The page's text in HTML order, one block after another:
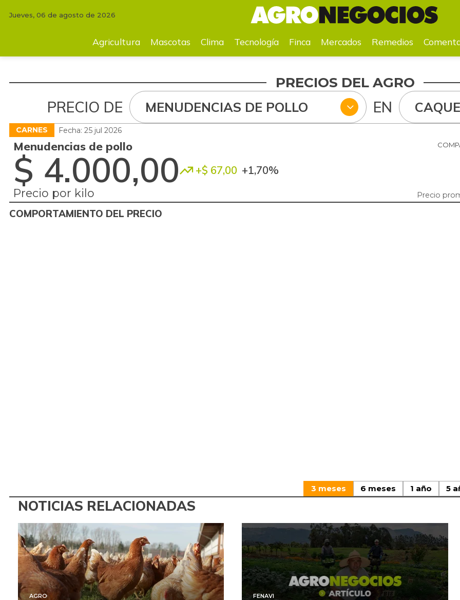
Mascotas Clima Tecnología Mercados Remedios Comentarios Agenda
Jueves, 06 de agosto de 2026
Agricultura Mascotas Clima Tecnología Finca Mercados Remedios
PRECIOS DEL AGRO
PRECIO DE MENUDENCIAS DE POLLO EN
CARNES Fecha: 25 jul 2026
Menudencias de pollo
$ 4.000,00 +$ 67,00 +1,70%
Precio por kilo
Precio
COMPORTAMIENTO DEL PRECIO
3 meses 6 meses 1 año 5
NOTICIAS RELACIONADAS
AGRO FENAVI